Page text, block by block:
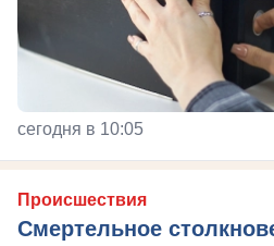
сегодня в 10:05
Происшествия
Смертельное